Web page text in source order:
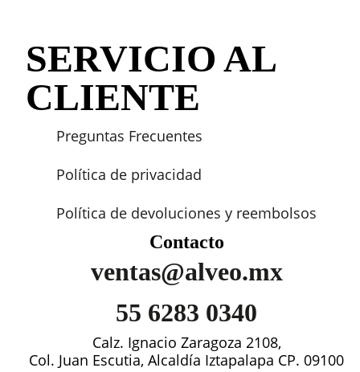
SERVICIO AL
CLIENTE
Preguntas Frecuentes
Política de privacidad
Política de devoluciones y reembolsos
Contacto
ventas@alveo.mx
55 6283 0340
Calz. Ignacio Zaragoza 2108,
Col. Juan Escutia, Alcaldía Iztapalapa CP. 09100